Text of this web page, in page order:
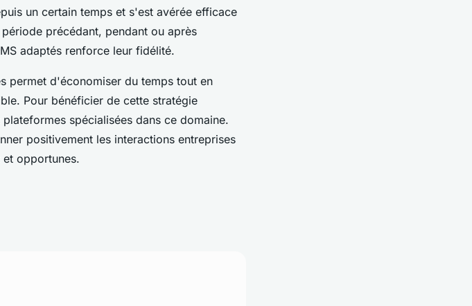
un certain temps et s'est avérée efficace
précédant, pendant ou après
adaptés renforce leur fidélité.
permet d'économiser du temps tout en
Pour bénéficier de cette stratégie
spécialisées dans ce domaine.
positivement les interactions entreprises
opportunes.